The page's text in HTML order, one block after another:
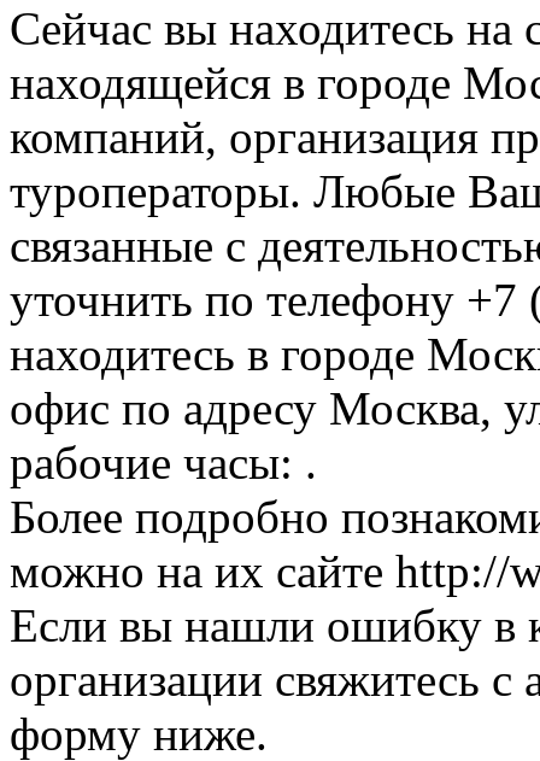
Сейчас вы находитесь на
находящейся в городе
компаний, организация
туроператоры. Любые
связанные с
уточнить по телефону
находитесь в городе
офис по адресу Москва,
рабочие часы: .
Более подробно
можно на их сайте http://
Если вы нашли ошибку в
организации свяжитесь
форму ниже.